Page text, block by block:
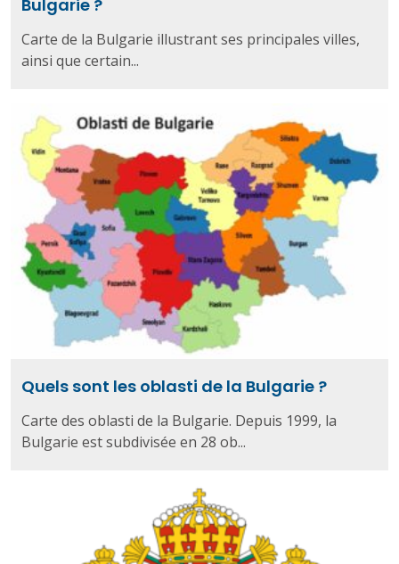
Bulgarie ?
Carte de la Bulgarie illustrant ses principales villes,
ainsi que certain...
Quels sont les oblasti de la Bulgarie ?
Carte des oblasti de la Bulgarie. Depuis 1999, la
Bulgarie est subdivisée en 28 ob...